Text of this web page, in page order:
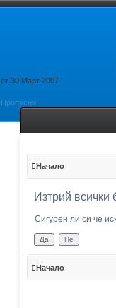
от 30 Март 2007
Пропусни
Начало
Изтрий всички
Сигурен ли си че
Начало